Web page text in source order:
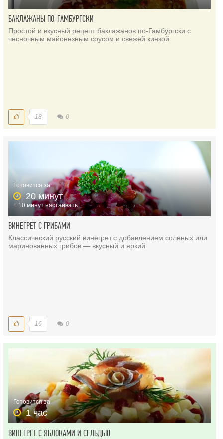
БАКЛАЖАНЫ ПО-ГАМБУРГСКИ
Простой и вкусный рецепт баклажанов по-Гамбургски с
чесночным майонезным соусом и свежей кинзой.
18 0
Готовится за
20 минут
+ 10 минут настаивать
ВИНЕГРЕТ С ГРИБАМИ
Классический русский винегрет с добавлением соленых или
маринованных грибов — вкусный и яркий
16 0
Готовится за
1 час
ВИНЕГРЕТ С ЯБЛОКАМИ И СЕЛЬДЬЮ